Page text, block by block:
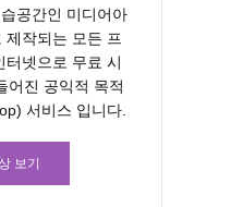
공간인 미디어아
제작되는 모든 프
터넷으로 무료 시
어진 공익적 목적
서비스 입니다.
보기